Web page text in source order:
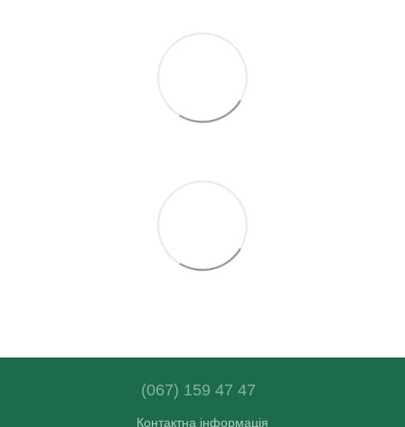
(067) 159 47 47
Контактна інформація